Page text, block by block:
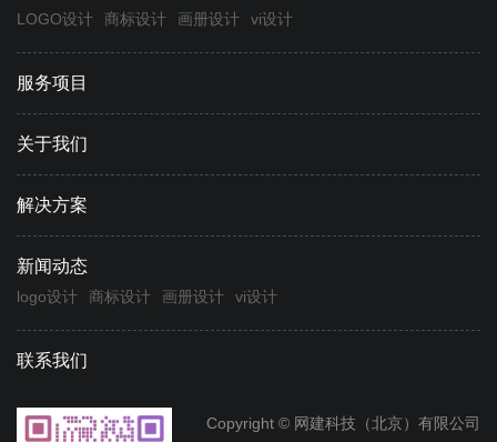
LOGO设计 商标设计 画册设计 vi设计
服务项目
关于我们
解决方案
新闻动态
logo设计 商标设计 画册设计 vi设计
联系我们
Copyright © 网建科技（北京）有限公司